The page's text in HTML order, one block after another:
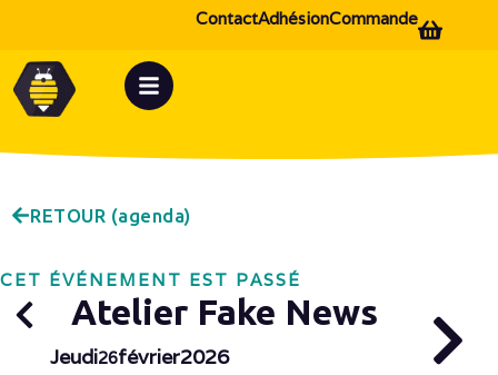
Commande
Adhésion
Contact
RETOUR (agenda)
CET ÉVÉNEMENT EST PASSÉ
Atelier Fake News
Jeudi26février2026